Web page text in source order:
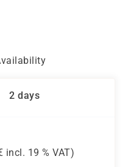
2 days
incl. 19 % VAT)